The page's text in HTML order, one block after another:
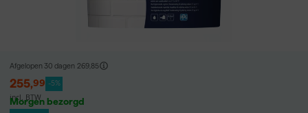
Afgelopen 30 dagen 269,85
255,99 -5%
incl. BTW
Morgen bezorgd